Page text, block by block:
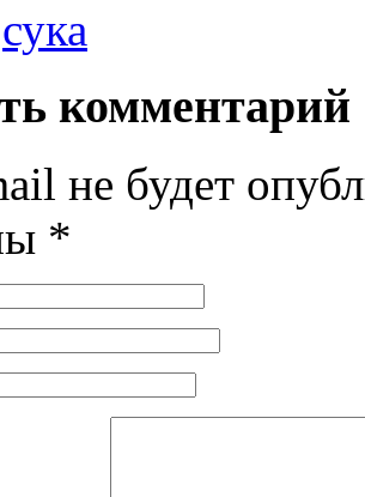
сука
комментарий
не будет
*